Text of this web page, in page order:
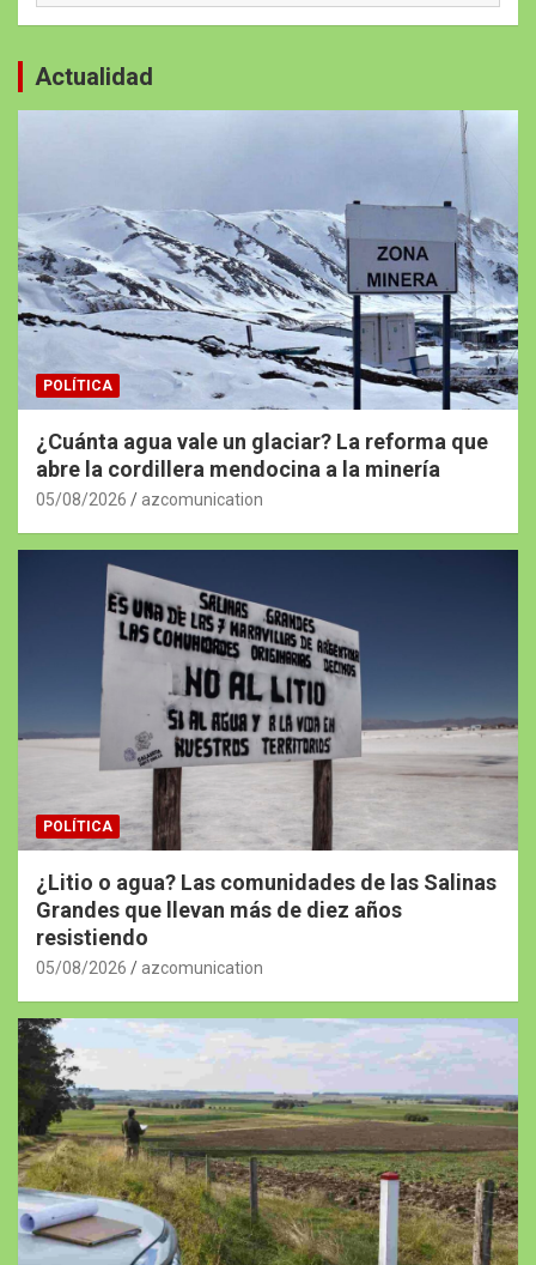
Actualidad
POLÍTICA
¿Cuánta agua vale un glaciar? La reforma que
abre la cordillera mendocina a la minería
05/08/2026 azcomunication
POLÍTICA
¿Litio o agua? Las comunidades de las Salinas
Grandes que llevan más de diez años
resistiendo
05/08/2026 azcomunication